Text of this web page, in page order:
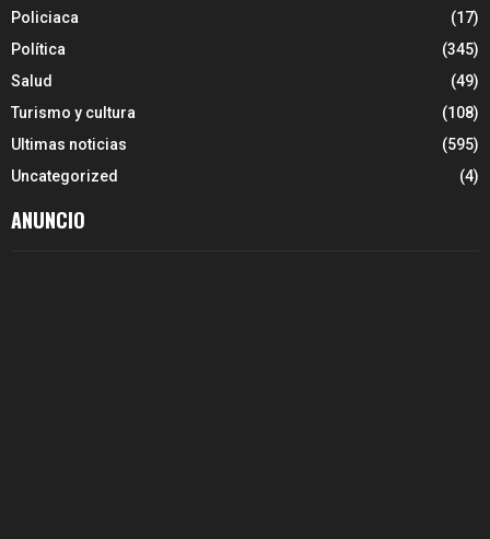
Policiaca
(17)
Política
(345)
Salud
(49)
Turismo y cultura
(108)
Ultimas noticias
(595)
Uncategorized
(4)
ANUNCIO